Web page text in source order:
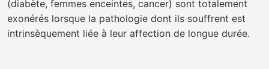
(diabète, femmes enceintes, cancer) sont totalement
exonérés lorsque la pathologie dont ils souffrent est
intrinsèquement liée à leur affection de longue durée.